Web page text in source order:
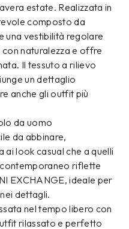
estate. Realizzata in
composto da
una vestibilità regolare
naturalezza e offre
Il tessuto a rilievo
un dettaglio
anche gli outfit più
da uomo
da abbinare,
look casual che a quelli
riflette
EXCHANGE, ideale per
dettagli.
nel tempo libero con
rilassato e perfetto